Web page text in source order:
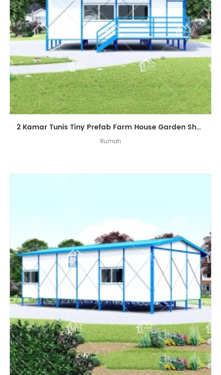
2 Kamar Tunis Tiny Prefab Farm House Garden Shed dengan Baja Decking
Rumah